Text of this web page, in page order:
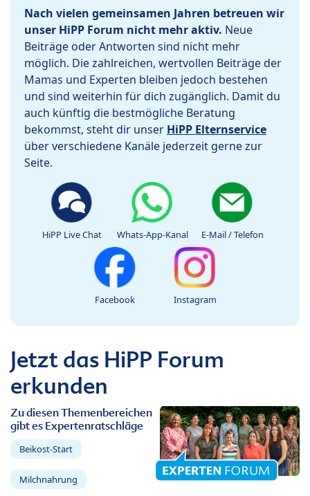
Nach vielen gemeinsamen Jahren betreuen wir
unser HiPP Forum nicht mehr aktiv. Neue
Beiträge oder Antworten sind nicht mehr
möglich. Die zahlreichen, wertvollen Beiträge der
Mamas und Experten bleiben jedoch bestehen
und sind weiterhin für dich zugänglich. Damit du
auch künftig die bestmögliche Beratung
bekommst, steht dir unser HiPP Elternservice
über verschiedene Kanäle jederzeit gerne zur
Seite.
HiPP Live Chat Whats-App-Kanal E-Mail / Telefon
Facebook Instagram
Jetzt das HiPP Forum
erkunden
Zu diesen Themenbereichen
gibt es Expertenratschläge
Beikost-Start
Milchnahrung